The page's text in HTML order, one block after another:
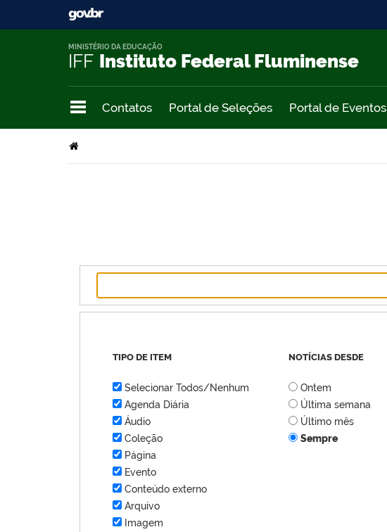
IFF Instituto Federal Fluminense
MINISTÉRIO DA EDUCAÇÃO
Contatos Portal de Seleções Portal de Eventos
TIPO DE ITEM
Selecionar Todos/Nenhum
Agenda Diária
Áudio
Coleção
Página
Evento
Conteúdo externo
Arquivo
Imagem
NOTÍCIAS DESDE
Ontem
Última semana
Último mês
Sempre